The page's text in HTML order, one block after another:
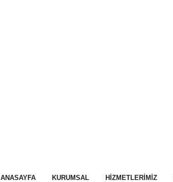
ANASAYFA KURUMSAL HIZMETLERIMIZ